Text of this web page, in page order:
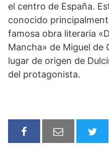
el centro de España.
conocido
famosa obra literaria
Mancha» de Miguel de
lugar de origen de
del protagonista.